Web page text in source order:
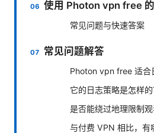
使用 Photon vpn free
常见问题与快速答案
常见问题解答
Photon vpn free 适合
它的日志策略是怎样的
是否能绕过地理限制观
与付费 VPN 相比，有